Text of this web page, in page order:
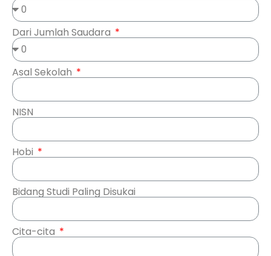
Dari Jumlah Saudara
Asal Sekolah
NISN
Hobi
Bidang Studi Paling Disukai
Cita-cita